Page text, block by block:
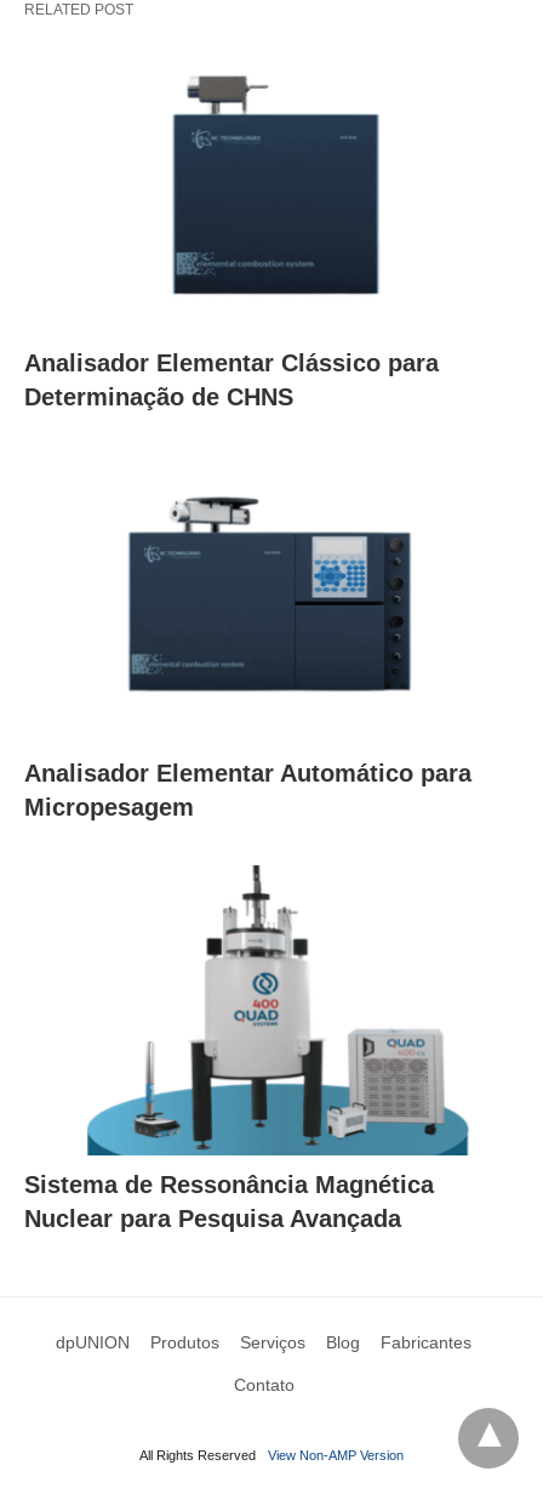
RELATED POST
Analisador Elementar Clássico para
Determinação de CHNS
Analisador Elementar Automático para
Micropesagem
Sistema de Ressonância Magnética
Nuclear para Pesquisa Avançada
dpUNION Produtos Serviços Blog Fabricantes
Contato
All Rights Reserved View Non-AMP Version